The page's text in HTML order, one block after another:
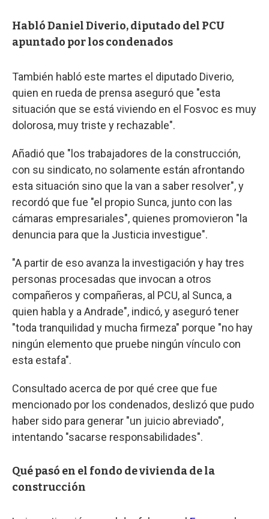
Habló Daniel Diverio, diputado del PCU
apuntado por los condenados
También habló este martes el diputado Diverio,
quien en rueda de prensa aseguró que "esta
situación que se está viviendo en el Fosvoc es muy
dolorosa, muy triste y rechazable".
Añadió que "los trabajadores de la construcción,
con su sindicato, no solamente están afrontando
esta situación sino que la van a saber resolver", y
recordó que fue "el propio Sunca, junto con las
cámaras empresariales", quienes promovieron "la
denuncia para que la Justicia investigue".
"A partir de eso avanza la investigación y hay tres
personas procesadas que invocan a otros
compañeros y compañeras, al PCU, al Sunca, a
quien habla y a Andrade", indicó, y aseguró tener
"toda tranquilidad y mucha firmeza" porque "no hay
ningún elemento que pruebe ningún vínculo con
esta estafa".
Consultado acerca de por qué cree que fue
mencionado por los condenados, deslizó que pudo
haber sido para generar "un juicio abreviado",
intentando "sacarse responsabilidades".
Qué pasó en el fondo de vivienda de la
construcción